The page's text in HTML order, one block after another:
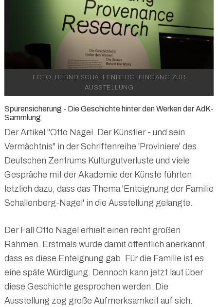
FOTO: BERND SCHALLENBERG, EINGANG ZUR
AUSSTELLUNG
Spurensicherung - Die Geschichte hinter den Werken der AdK-
Sammlung
Der Artikel "Otto Nagel. Der Künstler - und sein
Vermächtnis" in der Schriftenreihe 'Proviniere' des
Deutschen Zentrums Kulturgutverluste und viele
Gespräche mit der Akademie der Künste führten
letzlich dazu, dass das Thema 'Enteignung der Familie
Schallenberg-Nagel' in die Ausstellung gelangte.
Der Fall Otto Nagel erhielt einen recht großen
Rahmen. Erstmals wurde damit öffentlich anerkannt,
dass es diese Enteignung gab. Für die Familie ist es
eine späte Würdigung. Dennoch kann jetzt laut über
diese Geschichte gesprochen werden. Die
Ausstellung zog große Aufmerksamkeit auf sich.